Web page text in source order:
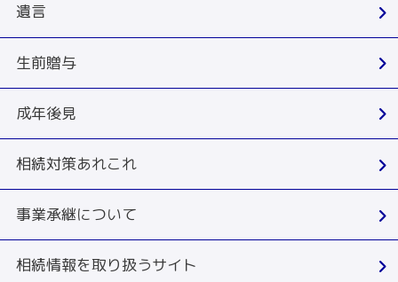
遺言
生前贈与
成年後見
相続対策あれこれ
事業承継について
相続情報を取り扱うサイト